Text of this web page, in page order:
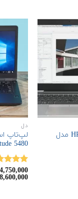
لپ تاپ 15 اینچی HP مدل
دل
5480
نمره
از 5